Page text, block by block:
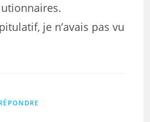
je n’avais pas vu